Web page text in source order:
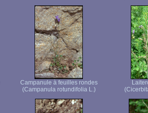
Campanule à feuilles rondes
(Campanula rotundifolia L.)